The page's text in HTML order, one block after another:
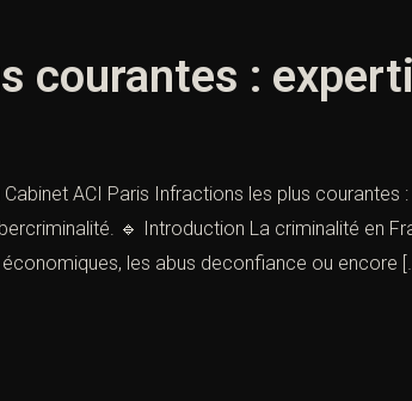
courantes :
ACI Paris Infractions les plus courantes
🔹 Introduction La criminalité en
les abus deconfiance ou encore